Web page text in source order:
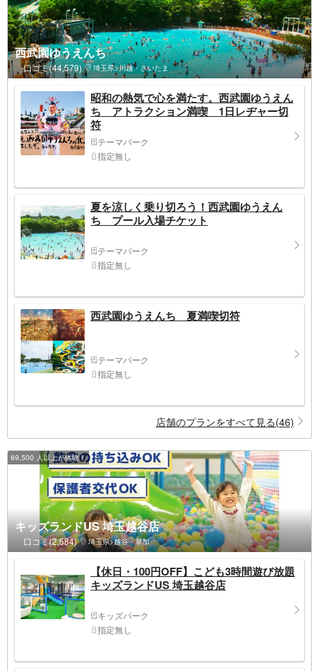
西武園ゆうえんち
口コミ(44,579) 埼玉県>川越・さいたま
昭和の熱気で心を満たす。西武園ゆうえん
ち アトラクション満喫 1日レヂャー切
符
テーマパーク
指定無し
夏を涼しく乗り切ろう！西武園ゆうえん
ち プール入場チケット
テーマパーク
指定無し
西武園ゆうえんち 夏満喫切符
テーマパーク
指定無し
店舗のプランをすべて見る(46)
69,500 人以上が体験！
キッズランドUS 埼玉越谷店
口コミ(2,584) 埼玉県>越谷・草加
【休日・100円OFF】こども3時間遊び放題
キッズランドUS 埼玉越谷店
キッズパーク
指定無し